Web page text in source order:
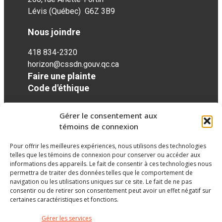
Gérer le consentement aux
témoins de connexion
Pour offrir les meilleures expériences, nous utilisons des technologies
telles que les témoins de connexion pour conserver ou accéder aux
informations des appareils. Le fait de consentir à ces technologies nous
permettra de traiter des données telles que le comportement de
navigation ou les utilisations uniques sur ce site. Le fait de ne pas
consentir ou de retirer son consentement peut avoir un effet négatif sur
certaines caractéristiques et fonctions.
Gérer les services
Lévis (Québec) G6Z 3B9
Nous joindre
418 834-2320
horizon@cssdn.gouv.qc.ca
Faire une plainte
Code d'éthique
Réseaux sociaux
facebook
twittergoogleplusgoogleplusgoogleplus